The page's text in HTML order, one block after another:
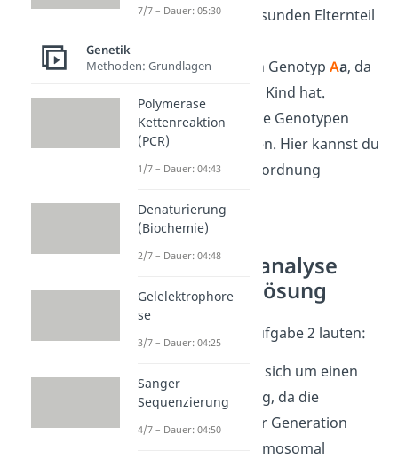
Allel von dem gesunden Elternteil
Person 4 hat den GenotypAa, da
sie ein gesundes Kind hat.
Person 7 kann die Genotypen
Aa
haben. Hier kannst du
keine genaue Zuordnung
Stammbaumanalyse
Aufgabe 2 – Lösung
Die Lösungen zur Aufgabe 2 lauten:
: Es handelt sich um einen
dominantenErbgang, da die
Erbkrankheit in jeder Generation
auftritt (hier: X-Chromosomal
7/7 – Dauer: 05:30
Genetik
Methoden: Grundlagen
Polymerase
Kettenreaktion
(PCR)
1/7 – Dauer: 04:43
Denaturierung
(Biochemie)
2/7 – Dauer: 04:48
Gelelektrophore
se
3/7 – Dauer: 04:25
Sanger
Sequenzierung
4/7 – Dauer: 04:50